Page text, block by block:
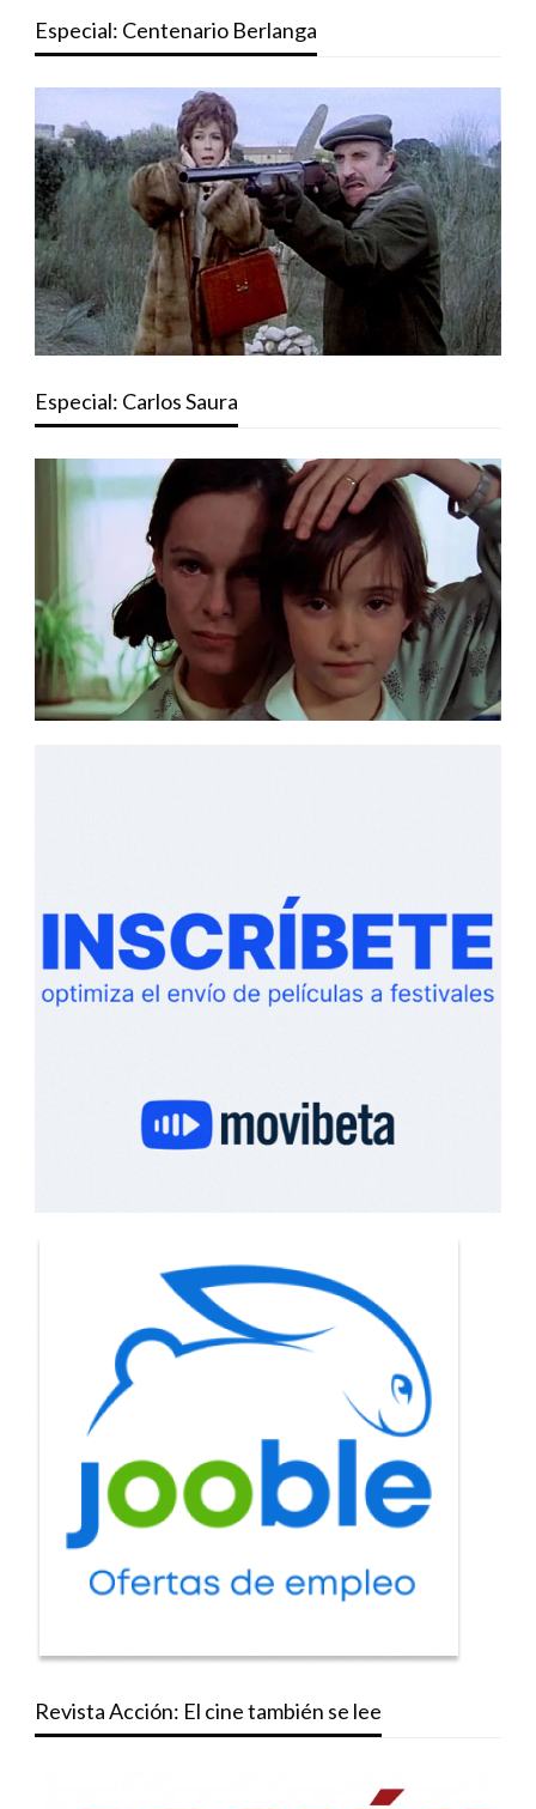
Especial: Centenario Berlanga
Especial: Carlos Saura
Revista Acción: El cine también se lee